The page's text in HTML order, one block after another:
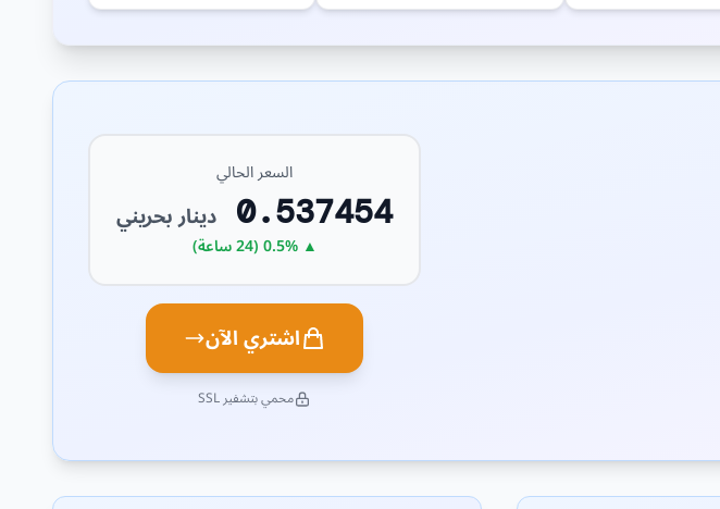
السعر الحالي
0.537454 دينار بحريني
▲ 0.5% (24 ساعة)
اشتري الآن
محمي بتشفير SSL